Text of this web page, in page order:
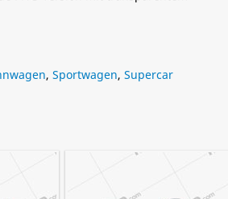
, Sportwagen, Supercar